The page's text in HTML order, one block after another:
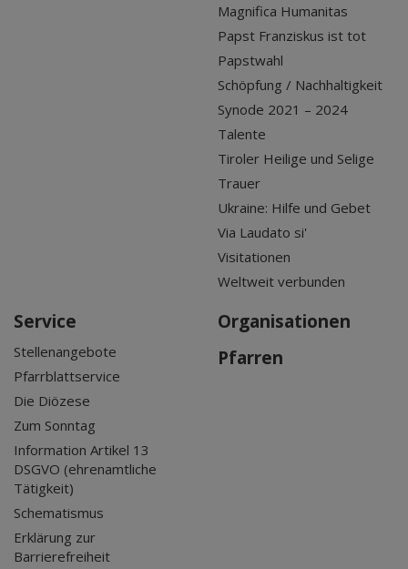
Magnifica Humanitas
Papst Franziskus ist tot
Papstwahl
Schöpfung / Nachhaltigkeit
Synode 2021 – 2024
Talente
Tiroler Heilige und Selige
Trauer
Ukraine: Hilfe und Gebet
Via Laudato si'
Visitationen
Weltweit verbunden
Service
Stellenangebote
Pfarrblattservice
Die Diözese
Zum Sonntag
Information Artikel 13
DSGVO (ehrenamtliche
Tätigkeit)
Schematismus
Erklärung zur
Barrierefreiheit
Organisationen
Pfarren